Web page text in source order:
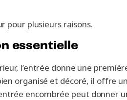
pour plusieurs raisons.
essentielle
l’entrée donne une
organisé et décoré, il offre
encombrée peut donner